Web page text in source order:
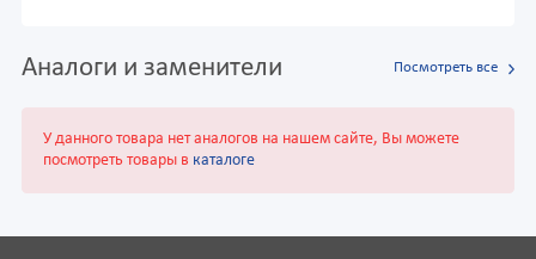
Аналоги и заменители Посмотреть все
У данного товара нет аналогов на нашем сайте, Вы можете
посмотреть товары в каталоге